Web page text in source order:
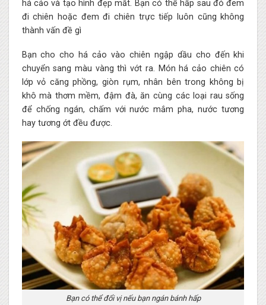
há cảo và tạo hình đẹp mắt. Bạn có thể hấp sau đó đem
đi chiên hoặc đem đi chiên trực tiếp luôn cũng không
thành vấn đề gì
Bạn cho cho há cảo vào chiên ngập dầu cho đến khi
chuyển sang màu vàng thì vớt ra. Món há cảo chiên có
lớp vỏ căng phồng, giòn rụm, nhân bên trong không bị
khô mà thơm mềm, đậm đà, ăn cùng các loại rau sống
để chống ngán, chấm với nước mắm pha, nước tương
hay tương ớt đều được.
Bạn có thể đổi vị nếu bạn ngán bánh hấp